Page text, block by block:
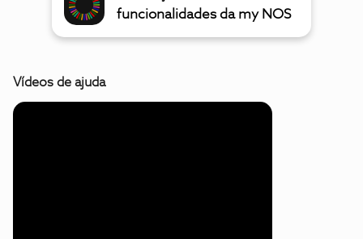
funcionalidades da my NOS
Vídeos de ajuda